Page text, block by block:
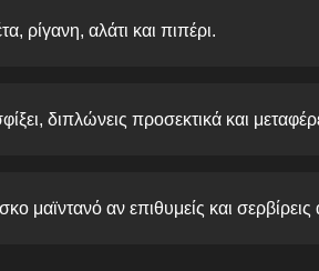
ρίγανη, αλάτι και πιπέρι.
διπλώνεις προσεκτικά και
μαϊντανό αν επιθυμείς και